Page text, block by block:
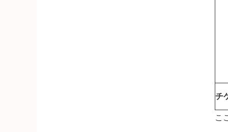
チ
こ